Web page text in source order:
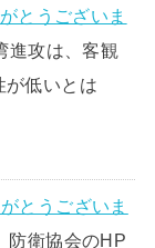
とうございま
進攻は、客観
が低いとは
とうございま
防衛協会のHP